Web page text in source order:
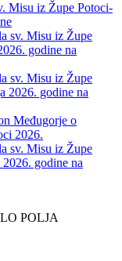
Misu iz Župe Potoci-
sv. Misu iz Župe
godine na
sv. Misu iz Župe
2026. godine na
Međugorje o
2026.
sv. Misu iz Župe
godine na
POLJA